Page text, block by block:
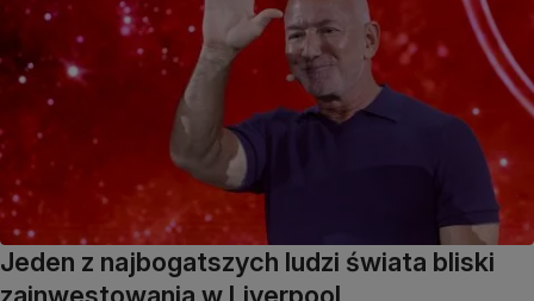
Jeden z najbogatszych ludzi świata bliski